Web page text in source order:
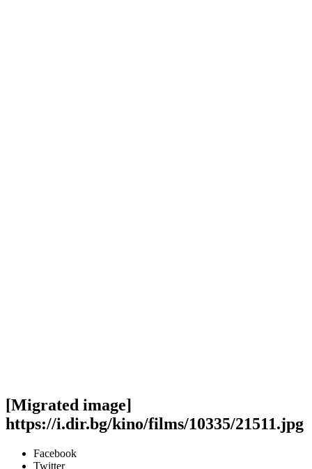
[Migrated image]
https://i.dir.bg/kino/films/10335/21511.jpg
Facebook
Twitter